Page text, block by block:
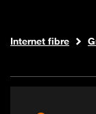
Boutique Orange
Internet fibre